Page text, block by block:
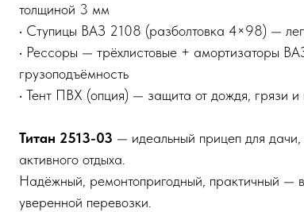
толщиной 3 мм
• Ступицы ВАЗ 2108 (разболтовка 4×98) —
• Рессоры — трёхлистовые + амортизаторы
грузоподъёмность
• Тент ПВХ (опция) — защита от дождя, грязи и
Титан 2513-03 — идеальный прицеп для
активного отдыха.
Надёжный, ремонтопригодный, практичный —
уверенной перевозки.